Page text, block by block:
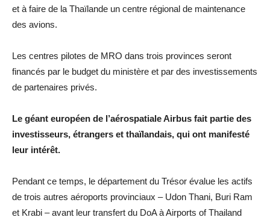
et à faire de la Thaïlande un centre régional de maintenance
des avions.
Les centres pilotes de MRO dans trois provinces seront
financés par le budget du ministère et par des investissements
de partenaires privés.
Le géant européen de l’aérospatiale Airbus fait partie des
investisseurs, étrangers et thaïlandais, qui ont manifesté
leur intérêt.
Pendant ce temps, le département du Trésor évalue les actifs
de trois autres aéroports provinciaux – Udon Thani, Buri Ram
et Krabi – avant leur transfert du DoA à Airports of Thailand